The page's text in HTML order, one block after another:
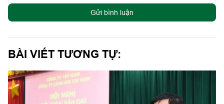
Gửi bình luận
BÀI VIẾT TƯƠNG TỰ: